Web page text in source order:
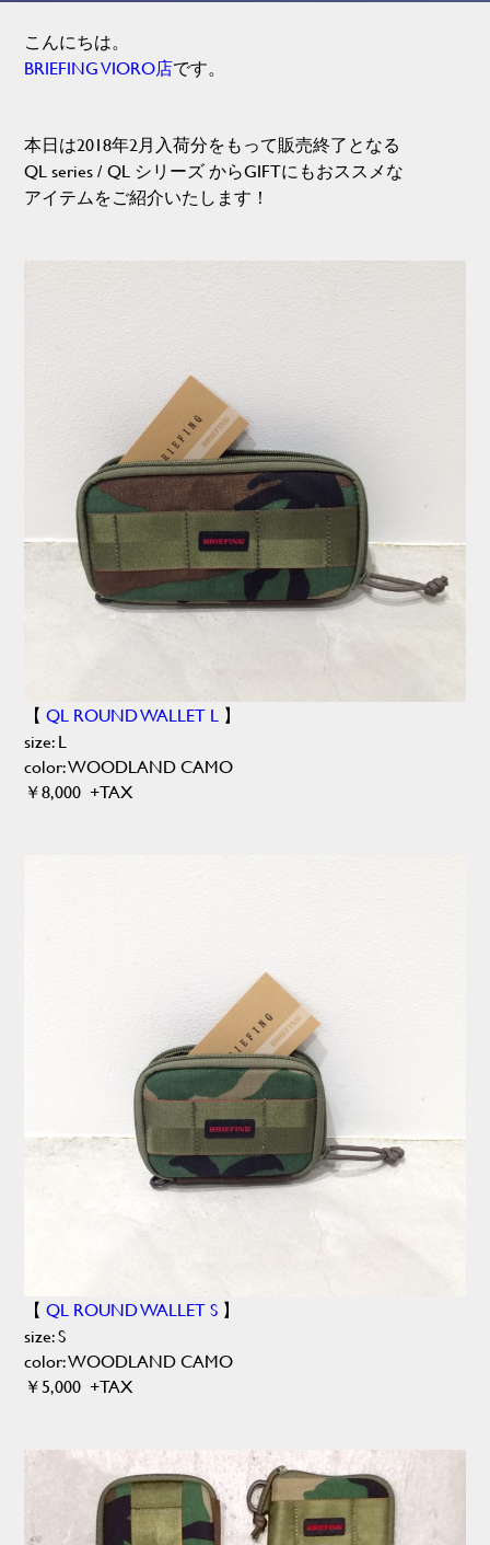
こんにちは。
BRIEFING VIORO店です。
本日は2018年2月入荷分をもって販売終了となる
QL series / QL シリーズ からGIFTにもおススメな
アイテムをご紹介いたします！
【QL ROUND WALLET L 】
size: L
color: WOODLAND CAMO
￥8,000 +TAX
【QL ROUND WALLET S 】
size: S
color: WOODLAND CAMO
￥5,000 +TAX